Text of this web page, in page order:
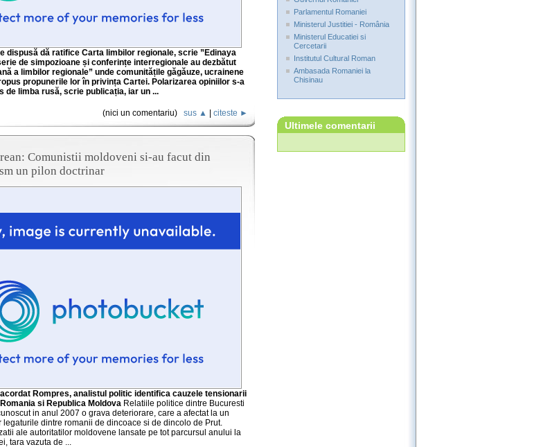
dispusă dă ratifice Carta limbilor regionale, scrie ”Edinaya
de simpozioane și conferințe interregionale au dezbătut
a limbilor regionale” unde comunitățile găgăuze, ucrainene
propunerile lor în privința Cartei. Polarizarea opiniilor s-a
de limba rusă, scrie publicația, iar un ...
(nici un comentariu) sus ▲ citeste ►
Comunistii moldoveni si-au facut din
un pilon doctrinar
Rompres, analistul politic identifica cauzele tensionarii
si Republica Moldova Relatiile politice dintre Bucuresti
in anul 2007 o grava deteriorare, care a afectat la un
legaturile dintre romanii de dincoace si de dincolo de Prut.
ale autoritatilor moldovene lansate pe tot parcursul anului la
tara vazuta de ...
Parlamentul Romaniei
Ministerul Justitiei - România
Ministerul Educatiei si
Cercetarii
Institutul Cultural Roman
Ambasada Romaniei la
Chisinau
Ultimele comentarii